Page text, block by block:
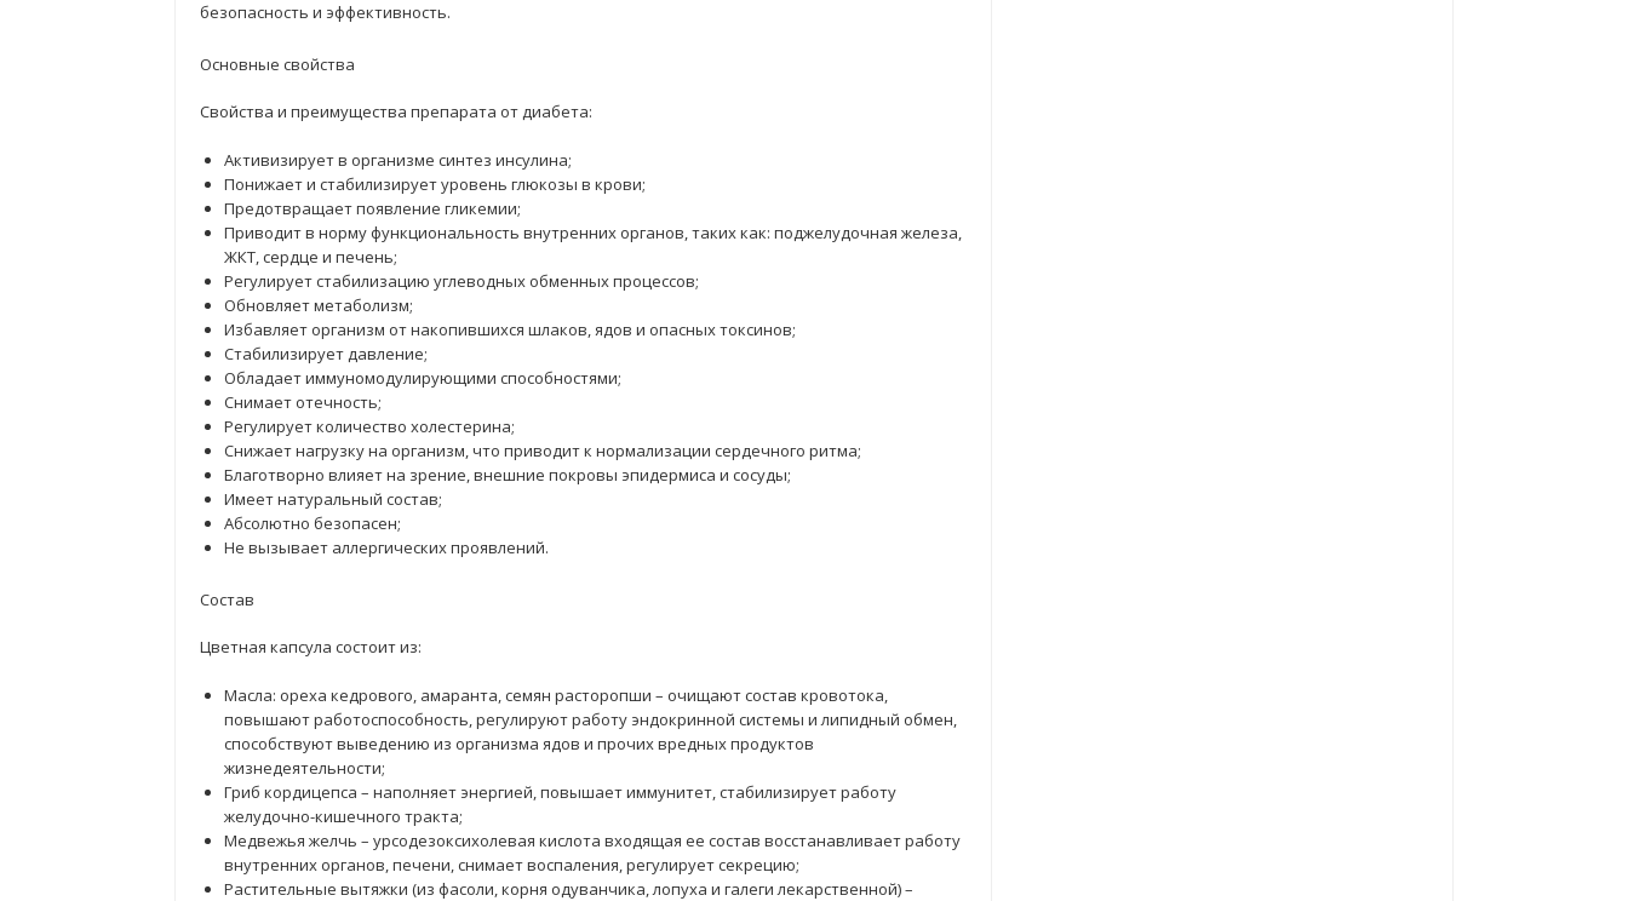
безопасность и эффективность.
Основные свойства
Свойства и преимущества препарата от диабета:
Активизирует в организме синтез инсулина;
Понижает и стабилизирует уровень глюкозы в крови;
Предотвращает появление гликемии;
Приводит в норму функциональность внутренних органов, таких как: поджелудочная железа,
ЖКТ, сердце и печень;
Регулирует стабилизацию углеводных обменных процессов;
Обновляет метаболизм;
Избавляет организм от накопившихся шлаков, ядов и опасных токсинов;
Стабилизирует давление;
Обладает иммуномодулирующими способностями;
Снимает отечность;
Регулирует количество холестерина;
Снижает нагрузку на организм, что приводит к нормализации сердечного ритма;
Благотворно влияет на зрение, внешние покровы эпидермиса и сосуды;
Имеет натуральный состав;
Абсолютно безопасен;
Не вызывает аллергических проявлений.
Состав
Цветная капсула состоит из:
Масла: ореха кедрового, амаранта, семян расторопши – очищают состав кровотока,
повышают работоспособность, регулируют работу эндокринной системы и липидный обмен,
способствуют выведению из организма ядов и прочих вредных продуктов
жизнедеятельности;
Гриб кордицепса – наполняет энергией, повышает иммунитет, стабилизирует работу
желудочно-кишечного тракта;
Медвежья желчь – урсодезоксихолевая кислота входящая ее состав восстанавливает работу
внутренних органов, печени, снимает воспаления, регулирует секрецию;
Растительные вытяжки (из фасоли, корня одуванчика, лопуха и галеги лекарственной) –